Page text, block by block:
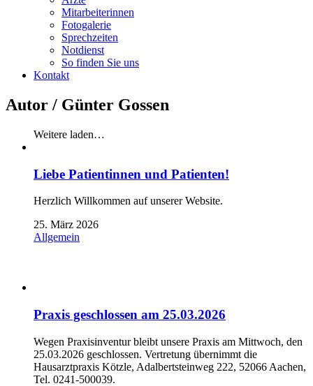
Mitarbeiterinnen
Fotogalerie
Sprechzeiten
Notdienst
So finden Sie uns
Kontakt
Autor / Günter Gossen
Weitere laden…
Liebe Patientinnen und Patienten!
Herzlich Willkommen auf unserer Website.
25. März 2026
Allgemein
Praxis geschlossen am 25.03.2026
Wegen Praxisinventur bleibt unsere Praxis am Mittwoch, den
25.03.2026 geschlossen. Vertretung übernimmt die
Hausarztpraxis Kötzle, Adalbertsteinweg 222, 52066 Aachen,
Tel. 0241-500039.